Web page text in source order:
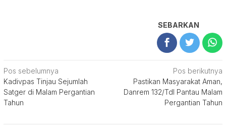
SEBARKAN
Navigasi
pos
Pos sebelumnya
Kadivpas Tinjau Sejumlah
Satger di Malam Pergantian
Tahun
Pos berikutnya
Pastikan Masyarakat Aman,
Danrem 132/Tdl Pantau Malam
Pergantian Tahun